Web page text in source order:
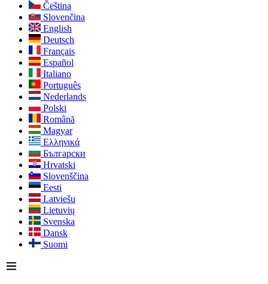
Čeština
Slovenčina
English
Deutsch
Français
Español
Italiano
Português
Nederlands
Polski
Română
Magyar
Ελληνικά
Български
Hrvatski
Slovenščina
Eesti
Latviešu
Lietuvių
Svenska
Dansk
Suomi